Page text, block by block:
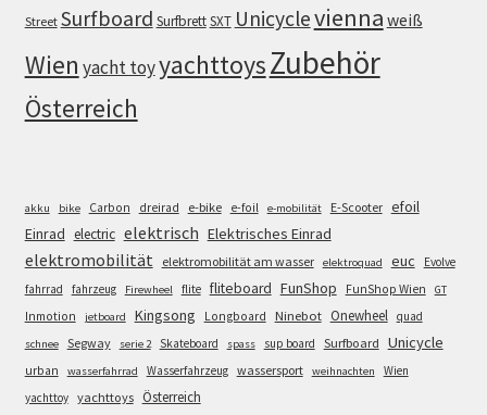
Street Surfboard SurfbrettSXT Unicyclevienna weiß
Wien yacht toyyachttoysZubehör
Österreich
akku bike Carbon dreirad e-bike e-foil e-mobilität E-Scooter efoil
Einrad electric elektrisch Elektrisches Einrad
elektromobilität elektromobilität am wasser elektroquad euc
Evolve
fahrrad
fahrzeug Firewheel flite fliteboard FunShop FunShop Wien GT
Inmotion jetboard Kingsong Longboard Ninebot Onewheel quad
schnee Segway serie 2 Skateboard spass sup board Surfboard Unicycle
urban wasserfahrrad Wasserfahrzeug wassersport weihnachten
Wien
yachttoy yachttoys Österreich